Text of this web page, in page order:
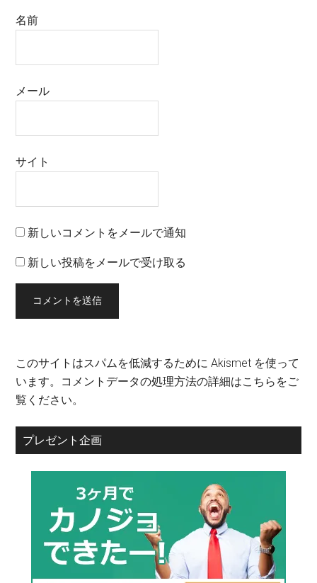
名前
メール
サイト
新しいコメントをメールで通知
新しい投稿をメールで受け取る
このサイトはスパムを低減するために Akismet を使って
います。 コメントデータの処理方法の詳細はこちらをご
覧ください。
プレゼント企画